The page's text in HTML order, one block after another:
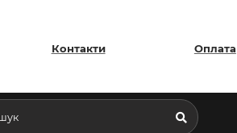
Контакти Оплата